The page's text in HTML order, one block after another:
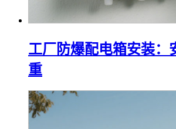
工厂防爆配电箱安装：
重